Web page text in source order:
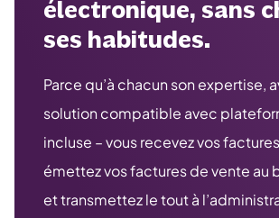
électronique, sans
ses habitudes.
Parce qu’à chacun son expertise,
solution compatible avec
incluse – vous recevez vos
émettez vos factures de vente au
et transmettez le tout à